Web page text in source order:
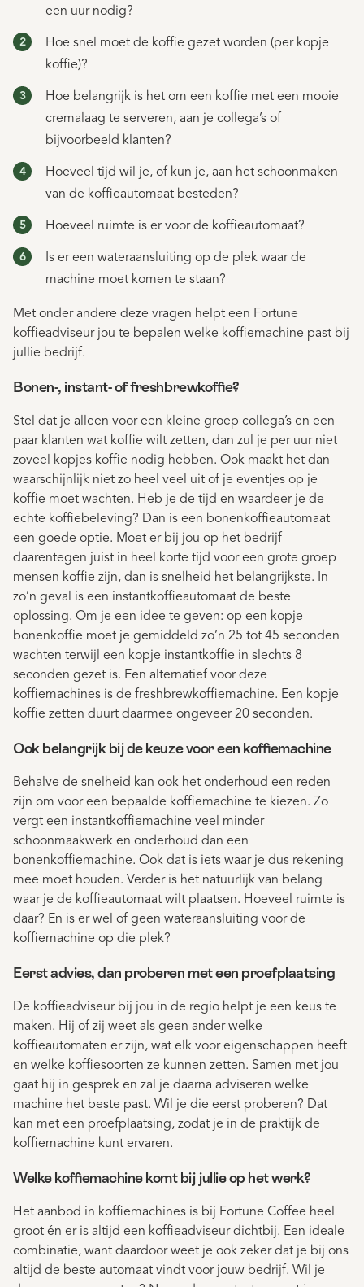
een uur nodig?
Hoe snel moet de koffie gezet worden (per kopje
koffie)?
Hoe belangrijk is het om een koffie met een mooie
cremalaag te serveren, aan je collega’s of
bijvoorbeeld klanten?
Hoeveel tijd wil je, of kun je, aan het schoonmaken
van de koffieautomaat besteden?
Hoeveel ruimte is er voor de koffieautomaat?
Is er een wateraansluiting op de plek waar de
machine moet komen te staan?
Met onder andere deze vragen helpt een Fortune
koffieadviseur jou te bepalen welke koffiemachine past bij
jullie bedrijf.
Bonen-, instant- of freshbrewkoffie?
Stel dat je alleen voor een kleine groep collega’s en een
paar klanten wat koffie wilt zetten, dan zul je per uur niet
zoveel kopjes koffie nodig hebben. Ook maakt het dan
waarschijnlijk niet zo heel veel uit of je eventjes op je
koffie moet wachten. Heb je de tijd en waardeer je de
echte koffiebeleving? Dan is een bonenkoffieautomaat
een goede optie. Moet er bij jou op het bedrijf
daarentegen juist in heel korte tijd voor een grote groep
mensen koffie zijn, dan is snelheid het belangrijkste. In
zo’n geval is een instantkoffieautomaat de beste
oplossing. Om je een idee te geven: op een kopje
bonenkoffie moet je gemiddeld zo’n 25 tot 45 seconden
wachten terwijl een kopje instantkoffie in slechts 8
seconden gezet is. Een alternatief voor deze
koffiemachines is de freshbrewkoffiemachine. Een kopje
koffie zetten duurt daarmee ongeveer 20 seconden.
Ook belangrijk bij de keuze voor een koffiemachine
Behalve de snelheid kan ook het onderhoud een reden
zijn om voor een bepaalde koffiemachine te kiezen. Zo
vergt een instantkoffiemachine veel minder
schoonmaakwerk en onderhoud dan een
bonenkoffiemachine. Ook dat is iets waar je dus rekening
mee moet houden. Verder is het natuurlijk van belang
waar je de koffieautomaat wilt plaatsen. Hoeveel ruimte is
daar? En is er wel of geen wateraansluiting voor de
koffiemachine op die plek?
Eerst advies, dan proberen met een proefplaatsing
De koffieadviseur bij jou in de regio helpt je een keus te
maken. Hij of zij weet als geen ander welke
koffieautomaten er zijn, wat elk voor eigenschappen heeft
en welke koffiesoorten ze kunnen zetten. Samen met jou
gaat hij in gesprek en zal je daarna adviseren welke
machine het beste past. Wil je die eerst proberen? Dat
kan met een proefplaatsing, zodat je in de praktijk de
koffiemachine kunt ervaren.
Welke koffiemachine komt bij jullie op het werk?
Het aanbod in koffiemachines is bij Fortune Coffee heel
groot én er is altijd een koffieadviseur dichtbij. Een ideale
combinatie, want daardoor weet je ook zeker dat je bij ons
altijd de beste automaat vindt voor jouw bedrijf. Wil je